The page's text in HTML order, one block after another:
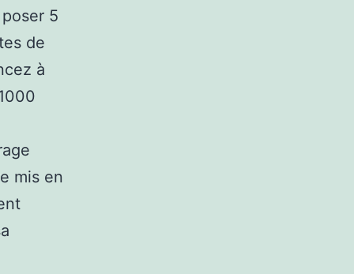
5
de
à
mis en